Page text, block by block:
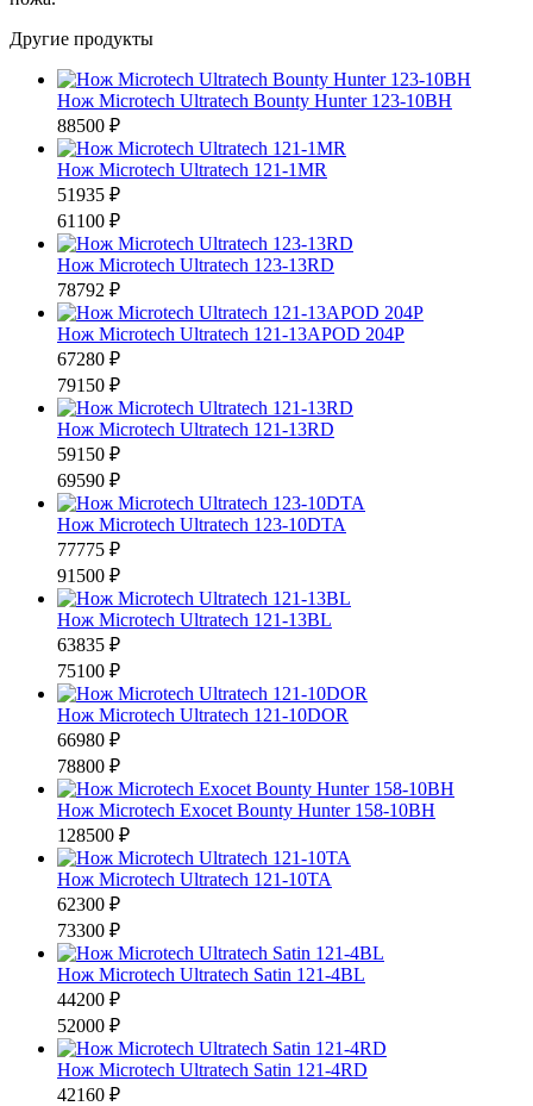
Другие продукты
Нож Microtech Ultratech Bounty Hunter 123-10BH
88500 ₽
Нож Microtech Ultratech 121-1MR
51935 ₽
61100 ₽
Нож Microtech Ultratech 123-13RD
78792 ₽
Нож Microtech Ultratech 121-13APOD 204P
67280 ₽
79150 ₽
Нож Microtech Ultratech 121-13RD
59150 ₽
69590 ₽
Нож Microtech Ultratech 123-10DTA
77775 ₽
91500 ₽
Нож Microtech Ultratech 121-13BL
63835 ₽
75100 ₽
Нож Microtech Ultratech 121-10DOR
66980 ₽
78800 ₽
Нож Microtech Exocet Bounty Hunter 158-10BH
128500 ₽
Нож Microtech Ultratech 121-10TA
62300 ₽
73300 ₽
Нож Microtech Ultratech Satin 121-4BL
44200 ₽
52000 ₽
Нож Microtech Ultratech Satin 121-4RD
42160 ₽